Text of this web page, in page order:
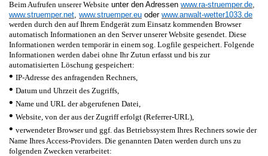
Beim Aufrufen unserer Website unter den Adressen www.ra-struemper.de,
www.struemper.net, www.struemper.eu oder www.anwalt-wetter1033.de
werden durch den auf Ihrem Endgerät zum Einsatz kommenden Browser
automatisch Informationen an den Server unserer Website gesendet. Diese
Informationen werden temporär in einem sog. Logfile gespeichert. Folgende
Informationen werden dabei ohne Ihr Zutun erfasst und bis zur
automatisierten Löschung gespeichert:
• IP-Adresse des anfragenden Rechners,
• Datum und Uhrzeit des Zugriffs,
• Name und URL der abgerufenen Datei,
• Website, von der aus der Zugriff erfolgt (Referrer-URL),
• verwendeter Browser und ggf. das Betriebssystem Ihres Rechners sowie der
Name Ihres Access-Providers. Die genannten Daten werden durch uns zu
folgenden Zwecken verarbeitet: